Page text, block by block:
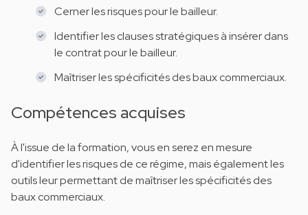
Cerner les risques pour le bailleur.
Identifier les clauses stratégiques à insérer dans
le contrat pour le bailleur.
Maîtriser les spécificités des baux commerciaux.
Compétences acquises
À l'issue de la formation, vous en serez en mesure
d'identifier les risques de ce régime, mais également les
outils leur permettant de maîtriser les spécificités des
baux commerciaux.